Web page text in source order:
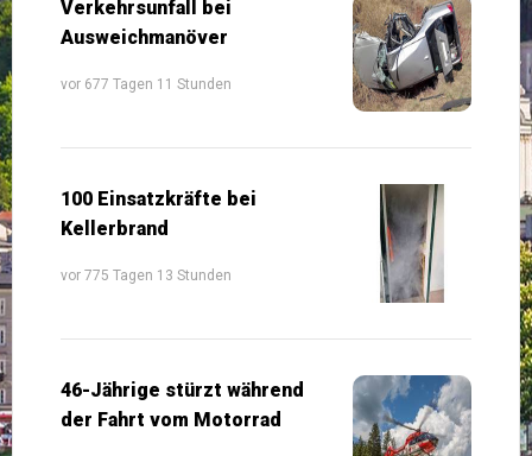
Verkehrsunfall bei
Ausweichmanöver
vor 677 Tagen 11 Stunden
100 Einsatzkräfte bei
Kellerbrand
vor 775 Tagen 13 Stunden
46-Jährige stürzt während
der Fahrt vom Motorrad